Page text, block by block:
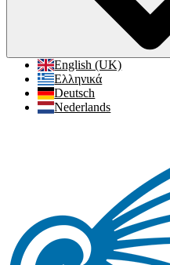
English (UK)
Ελληνικά
Deutsch
Nederlands